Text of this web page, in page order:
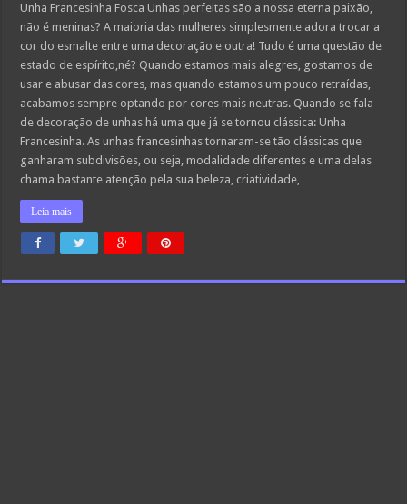
Unha Francesinha Fosca Unhas perfeitas são a nossa eterna paixão,
não é meninas? A maioria das mulheres simplesmente adora trocar a
cor do esmalte entre uma decoração e outra! Tudo é uma questão de
estado de espírito,né? Quando estamos mais alegres, gostamos de
usar e abusar das cores, mas quando estamos um pouco retraídas,
acabamos sempre optando por cores mais neutras. Quando se fala
de decoração de unhas há uma que já se tornou clássica: Unha
Francesinha. As unhas francesinhas tornaram-se tão clássicas que
ganharam subdivisões, ou seja, modalidade diferentes e uma delas
chama bastante atenção pela sua beleza, criatividade, …
Leia mais